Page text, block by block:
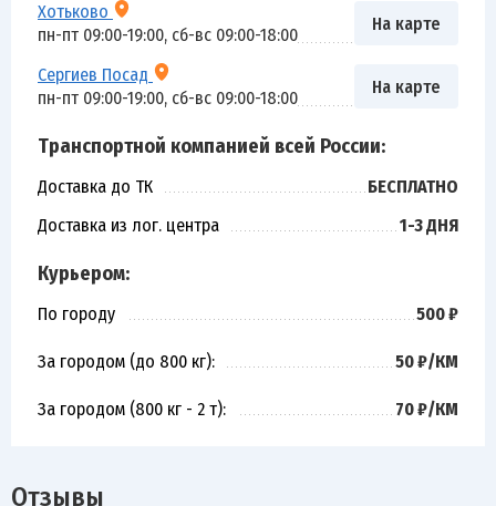
Хотьково
пн-пт 09:00-19:00, сб-вс 09:00-18:00
На карте
Сергиев Посад
пн-пт 09:00-19:00, сб-вс 09:00-18:00
На карте
Транспортной компанией всей России:
Доставка до ТК
БЕСПЛАТНО
Доставка из лог. центра
1-3 ДНЯ
Курьером:
По городу 500 ₽
За городом (до 800 кг): 50 ₽/КМ
За городом (800 кг - 2 т): 70 ₽/КМ
Отзывы